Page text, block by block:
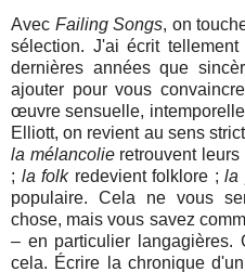
Avec Failing Songs, on
sélection. J'ai écrit
dernières années que
ajouter pour vous
œuvre sensuelle,
Elliott, on revient au sens
la mélancolieretrouvent leurs
; la folkredevient folklore ; la
populaire. Cela ne vous
chose, mais vous savez
– en particulier
cela. Écrire la chronique